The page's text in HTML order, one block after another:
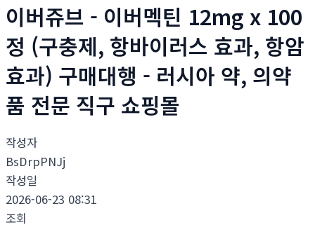
이버쥬브 - 이버멕틴 12mg x 100
정 (구충제, 항바이러스 효과, 항암
효과) 구매대행 - 러시아 약, 의약
품 전문 직구 쇼핑몰
작성자
BsDrpPNJj
작성일
2026-06-23 08:31
조회